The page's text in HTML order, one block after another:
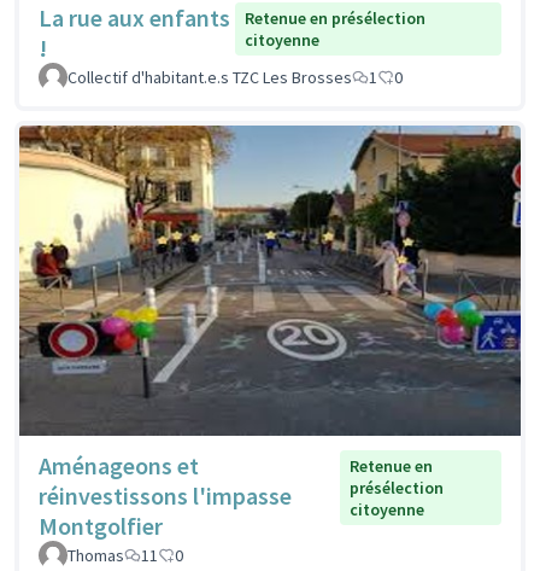
La rue aux enfants
!
Retenue en présélection
citoyenne
Collectif d'habitant.e.s TZC Les Brosses
1 0
Aménageons et
réinvestissons l'impasse
Montgolfier
Retenue en
présélection
citoyenne
Thomas 11 0